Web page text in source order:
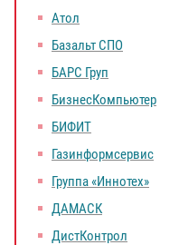
Атол
Базальт СПО
БАРС Груп
БизнесКомпьютер
БИФИТ
Газинформсервис
Группа «Иннотех»
ДАМАСК
ДистКонтрол